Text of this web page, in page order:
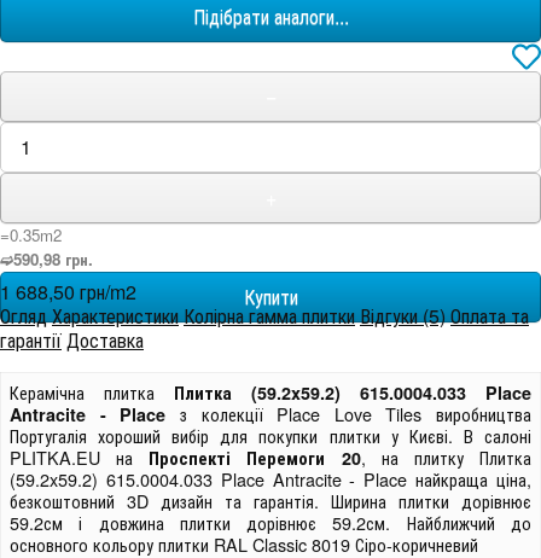
Підібрати аналоги...
=0.35m2
➫590,98 грн.
1 688,50 грн/m2
ОглядХарактеристикиКолірна гамма плиткиВідгуки (5)Оплата та
гарантії Доставка
Керамічна плитка Плитка (59.2x59.2) 615.0004.033 Place
Antracite - Place з колекції Place Love Tiles виробництва
Португалія хороший вибір для покупки плитки у Києві. В салоні
PLITKA.EU на Проспекті Перемоги 20, на плитку Плитка
(59.2x59.2) 615.0004.033 Place Antracite - Place найкраща ціна,
безкоштовний 3D дизайн та гарантія. Ширина плитки дорівнює
59.2см і довжина плитки дорівнює 59.2см. Найближчий до
основного кольору плитки RAL Classic 8019 Сіро-коричневий